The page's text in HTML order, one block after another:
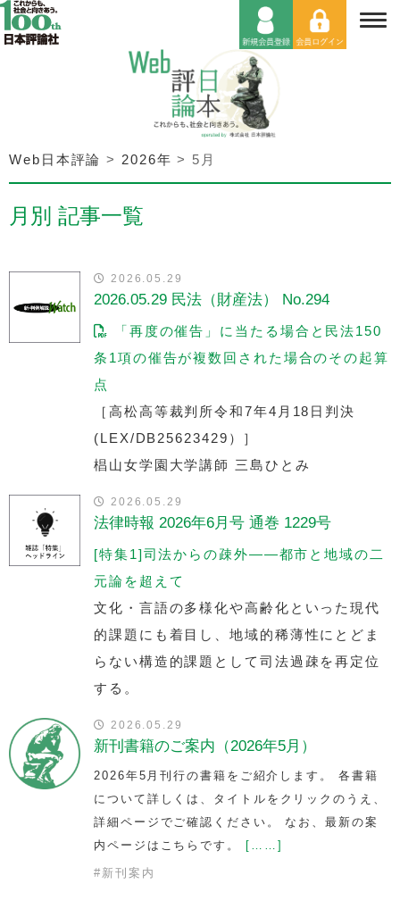
Web日本評論 > 2026年 > 5月
月別 記事一覧
2026.05.29
2026.05.29 民法（財産法） No.294
「再度の催告」に当たる場合と民法150
条1項の催告が複数回された場合のその起算
点
［高松高等裁判所令和7年4月18日判決
(LEX/DB25623429）］
椙山女学園大学講師 三島ひとみ
2026.05.29
法律時報 2026年6月号 通巻 1229号
[特集1]司法からの疎外——都市と地域の二
元論を超えて
文化・言語の多様化や高齢化といった現代
的課題にも着目し、地域的稀薄性にとどま
らない構造的課題として司法過疎を再定位
する。
2026.05.29
新刊書籍のご案内（2026年5月）
2026年5月刊行の書籍をご紹介します。 各書籍
について詳しくは、タイトルをクリックのうえ、
詳細ページでご確認ください。 なお、最新の案
内ページはこちらです。 [……]
# 新刊案内